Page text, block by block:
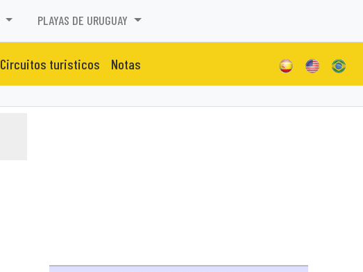
PLAYAS DE URUGUAY
Circuitos turisticos Notas